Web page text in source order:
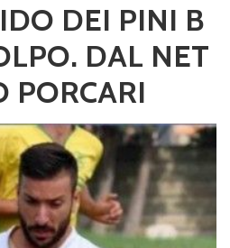
DEI PINI B
DAL NET
PORCARI